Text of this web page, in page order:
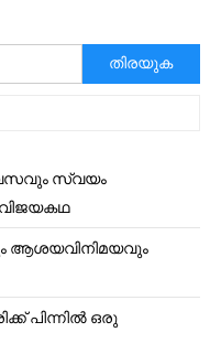
അനേഷിക്കുക
സ്വയം
വിജയകഥ
ആശയവിനിമയവും
പിന്നിൽ ഒരു